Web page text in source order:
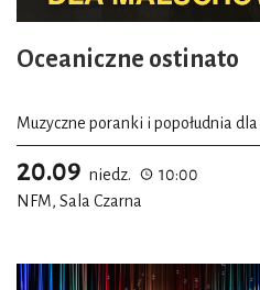
Oceaniczne ostinato
Muzyczne poranki i popołudnia
20.09 niedz.
10:00
NFM, Sala Czarna